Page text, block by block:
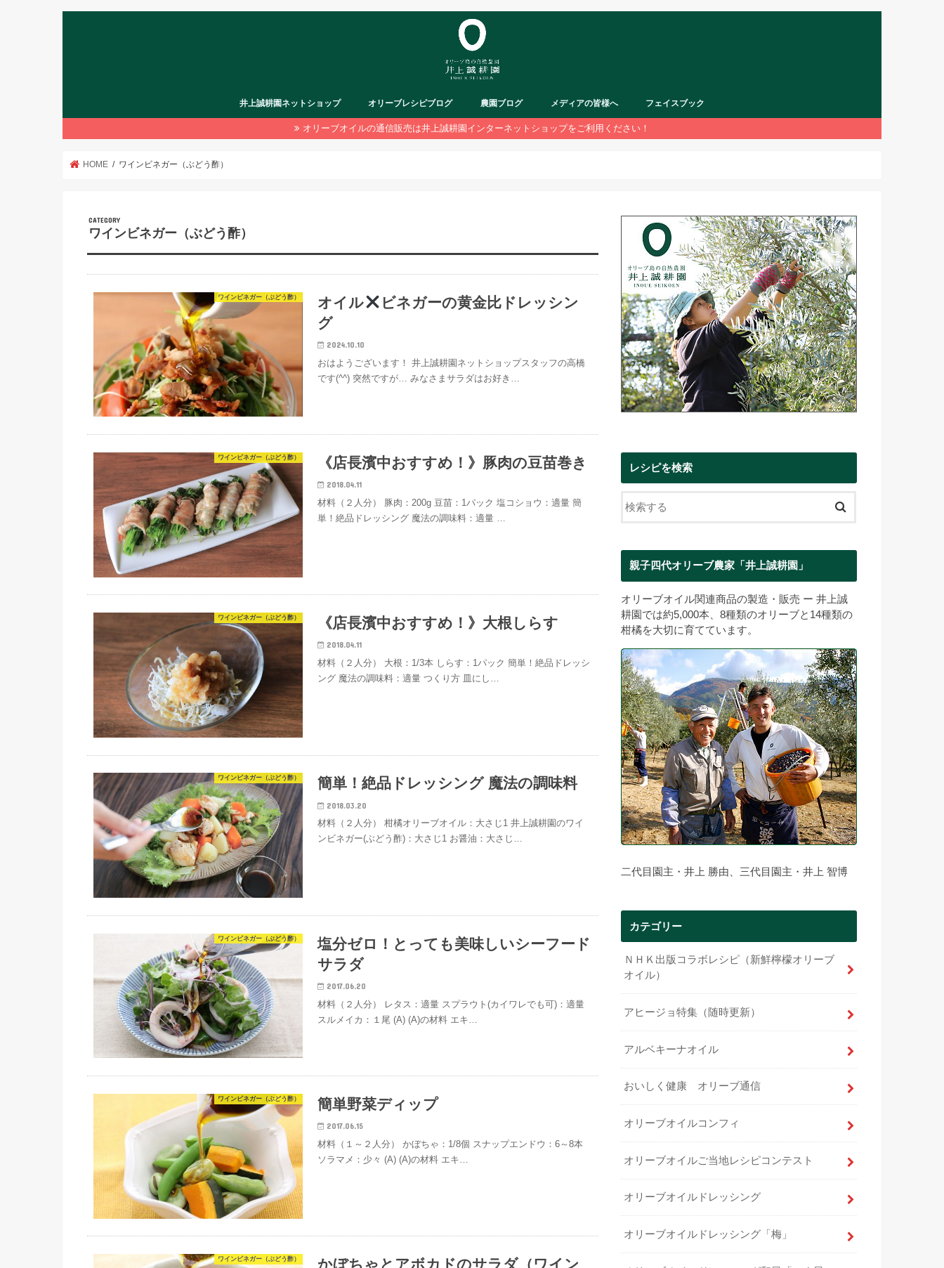
井上誠耕園ネットショップ オリーブレシピブログ 農園ブログ メディアの皆様へ フェイスブック
オリーブオイルの通信販売は井上誠耕園インターネットショップをご利用ください！
HOME ワインビネガー（ぶどう酢）
ワインビネガー（ぶどう酢）
ワインビネガー（ぶどう酢） オイル
ビネガーの黄金比ドレッシン
グ
2024.10.10
おはようございます！ 井上誠耕園ネットショップスタッフの高橋
です(^^) 突然ですが… みなさまサラダはお好き…
ワインビネガー（ぶどう酢） 《店長濱中おすすめ！》豚肉の豆苗巻き
2018.04.11
材料（２人分） 豚肉：200g 豆苗：1パック 塩コショウ：適量 簡
単！絶品ドレッシング 魔法の調味料：適量 …
ワインビネガー（ぶどう酢） 《店長濱中おすすめ！》大根しらす
2018.04.11
材料（２人分） 大根：1/3本 しらす：1パック 簡単！絶品ドレッシ
ング 魔法の調味料：適量 つくり方 皿にし…
ワインビネガー（ぶどう酢） 簡単！絶品ドレッシング 魔法の調味料
2018.03.20
材料（２人分） 柑橘オリーブオイル：大さじ1 井上誠耕園のワイ
ンビネガー(ぶどう酢)：大さじ1 お醤油：大さじ…
ワインビネガー（ぶどう酢）
塩分ゼロ！とっても美味しいシーフード
サラダ
2017.06.20
材料（２人分） レタス：適量 スプラウト(カイワレでも可)：適量
スルメイカ：１尾 (A) (A)の材料 エキ…
ワインビネガー（ぶどう酢） 簡単野菜ディップ
2017.06.15
材料（１～２人分） かぼちゃ：1/8個 スナップエンドウ：6～8本
ソラマメ：少々 (A) (A)の材料 エキ…
ワインビネガー（ぶどう酢）
かぼちゃとアボカドのサラダ（ワイン
レシピを検索
親子四代オリーブ農家「井上誠耕園」
オリーブオイル関連商品の製造・販売 ー 井上誠
耕園では約5,000本、8種類のオリーブと14種類の
柑橘を大切に育てています。
二代目園主・井上 勝由、三代目園主・井上 智博
カテゴリー
ＮＨＫ出版コラボレシピ（新鮮檸檬オリーブ
オイル）
アヒージョ特集（随時更新）
アルベキーナオイル
おいしく健康 オリーブ通信
オリーブオイルコンフィ
オリーブオイルご当地レシピコンテスト
オリーブオイルドレッシング
オリーブオイルドレッシング「梅」